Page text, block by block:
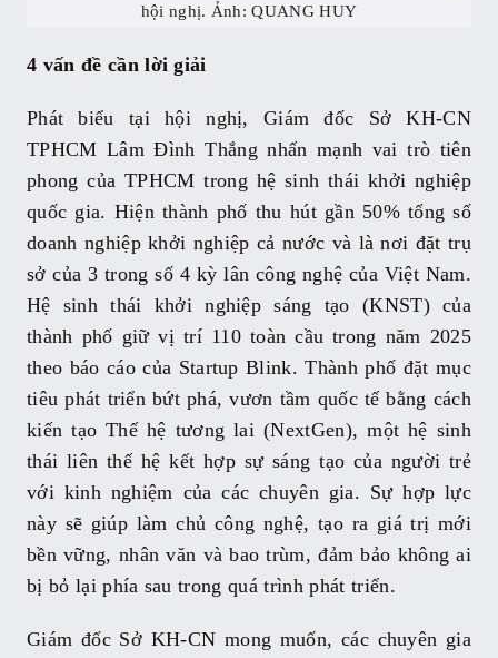
hội nghị. Ảnh: QUANG HUY
4 vấn đề cần lời giải
Phát biểu tại hội nghị, Giám đốc Sở KH-CN
TPHCM Lâm Đình Thắng nhấn mạnh vai trò tiên
phong của TPHCM trong hệ sinh thái khởi nghiệp
quốc gia. Hiện thành phố thu hút gần 50% tổng số
doanh nghiệp khởi nghiệp cả nước và là nơi đặt trụ
sở của 3 trong số 4 kỳ lân công nghệ của Việt Nam.
Hệ sinh thái khởi nghiệp sáng tạo (KNST) của
thành phố giữ vị trí 110 toàn cầu trong năm 2025
theo báo cáo của Startup Blink. Thành phố đặt mục
tiêu phát triển bứt phá, vươn tầm quốc tế bằng cách
kiến tạo Thế hệ tương lai (NextGen), một hệ sinh
thái liên thế hệ kết hợp sự sáng tạo của người trẻ
với kinh nghiệm của các chuyên gia. Sự hợp lực
này sẽ giúp làm chủ công nghệ, tạo ra giá trị mới
bền vững, nhân văn và bao trùm, đảm bảo không ai
bị bỏ lại phía sau trong quá trình phát triển.
Giám đốc Sở KH-CN mong muốn, các chuyên gia